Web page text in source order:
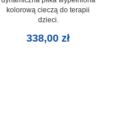
kolorową cieczą do terapii
dzieci.
338,00zł